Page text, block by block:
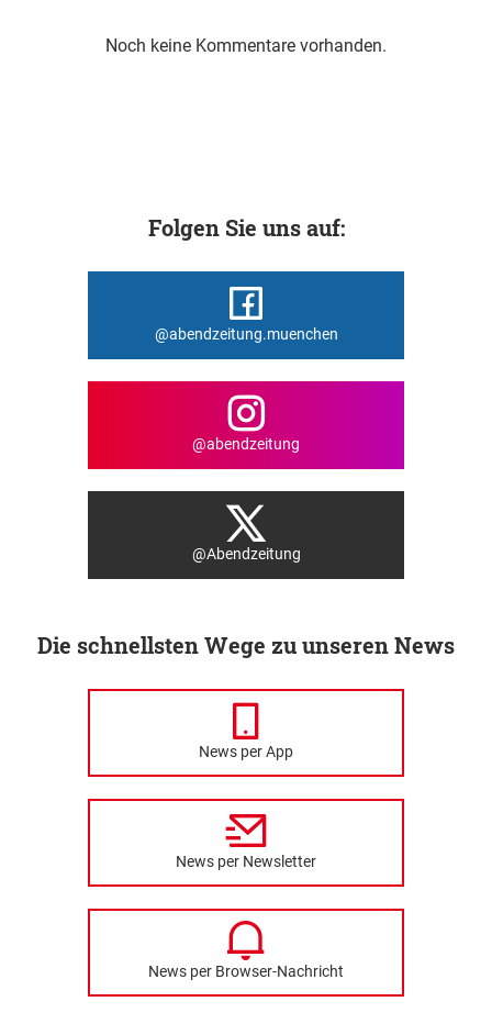
Noch keine Kommentare vorhanden.
Folgen Sie uns auf:
@abendzeitung.muenchen
@abendzeitung
@Abendzeitung
Die schnellsten Wege zu unseren News
News per App
News per Newsletter
News per Browser-Nachricht